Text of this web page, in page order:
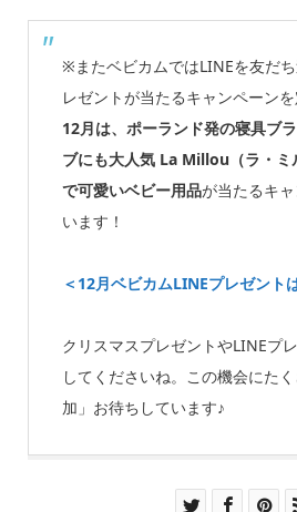
※またベビカムではLINEを友だ
レゼントが当たるキャンペーン
12月は、ポーランド発の寝具ブ
ブにも大人気 La Millou（ラ・ミ
で可愛いベビー用品が当たるキ
います！
＜12月ベビカムLINEプレゼント
クリスマスプレゼントやLINEプ
してくださいね。この機会にた
加」お待ちしています♪